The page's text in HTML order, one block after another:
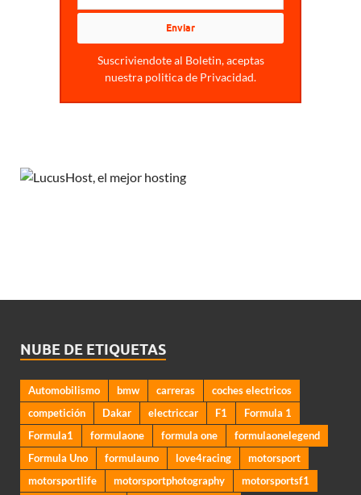
Suscriviendote al Boletin, aceptas
nuestra politica de Privacidad.
NUBE DE ETIQUETAS
Automobilismo bmw carreras
coches electricos
competición
Dakar electriccar F1
Formula 1
Formula1
formulaone formula one
formulaonelegend
Formula Uno
formulauno love4racing
motorsport
motorsportlife
motorsportphotography
motorsportsf1